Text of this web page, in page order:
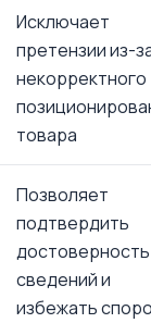
Исключает
претензии из-
некорректного
товара
Позволяет
подтвердить
достоверность
сведений и
избежать